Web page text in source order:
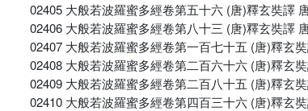
02405 大般若波羅蜜多經卷第五十六 (唐)釋玄奘譯
02406 大般若波羅蜜多經卷第八十三 (唐)釋玄奘譯
02407 大般若波羅蜜多經卷第一百七十五 (唐)釋玄
02408 大般若波羅蜜多經卷第二百六十六 (唐)釋玄
02409 大般若波羅蜜多經卷第二百八十五 (唐)釋玄
02410 大般若波羅蜜多經卷第四百三十六 (唐)釋玄